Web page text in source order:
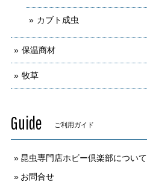
カブト成虫
保温商材
牧草
Guide ご利用ガイド
昆虫専門店ホビー倶楽部について
お問合せ